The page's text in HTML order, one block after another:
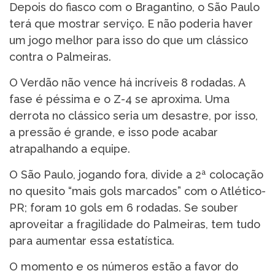
Depois do fiasco com o Bragantino, o São Paulo
terá que mostrar serviço. E não poderia haver
um jogo melhor para isso do que um clássico
contra o Palmeiras.
O Verdão não vence há incríveis 8 rodadas. A
fase é péssima e o Z-4 se aproxima. Uma
derrota no clássico seria um desastre, por isso,
a pressão é grande, e isso pode acabar
atrapalhando a equipe.
O São Paulo, jogando fora, divide a 2ª colocação
no quesito “mais gols marcados” com o Atlético-
PR; foram 10 gols em 6 rodadas. Se souber
aproveitar a fragilidade do Palmeiras, tem tudo
para aumentar essa estatística.
O momento e os números estão a favor do